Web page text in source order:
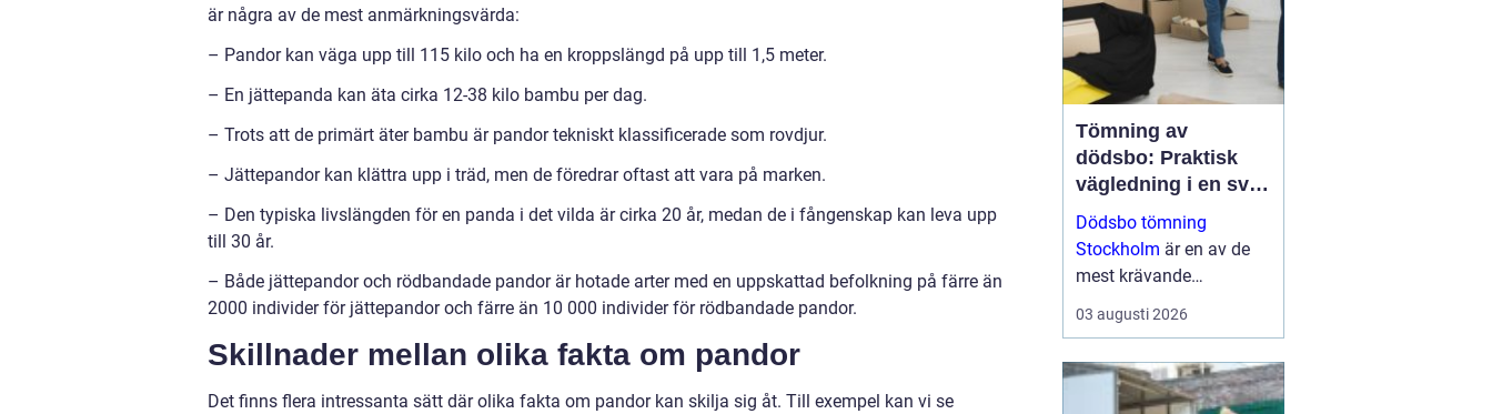
är några av de mest anmärkningsvärda:
– Pandor kan väga upp till 115 kilo och ha en kroppslängd på upp till 1,5 meter.
– En jättepanda kan äta cirka 12-38 kilo bambu per dag.
– Trots att de primärt äter bambu är pandor tekniskt klassificerade som rovdjur.
– Jättepandor kan klättra upp i träd, men de föredrar oftast att vara på marken.
– Den typiska livslängden för en panda i det vilda är cirka 20 år, medan de i fångenskap kan leva upp
till 30 år.
– Både jättepandor och rödbandade pandor är hotade arter med en uppskattad befolkning på färre än
2000 individer för jättepandor och färre än 10 000 individer för rödbandade pandor.
Skillnader mellan olika fakta om pandor
Det finns flera intressanta sätt där olika fakta om pandor kan skilja sig åt. Till exempel kan vi se
Tömning av
dödsbo: Praktisk
vägledning i en svår
tid
Dödsbo tömning
Stockholm är en av de
mest krävande
uppgifterna som många
förr eller senare behöver
03 augusti 2026